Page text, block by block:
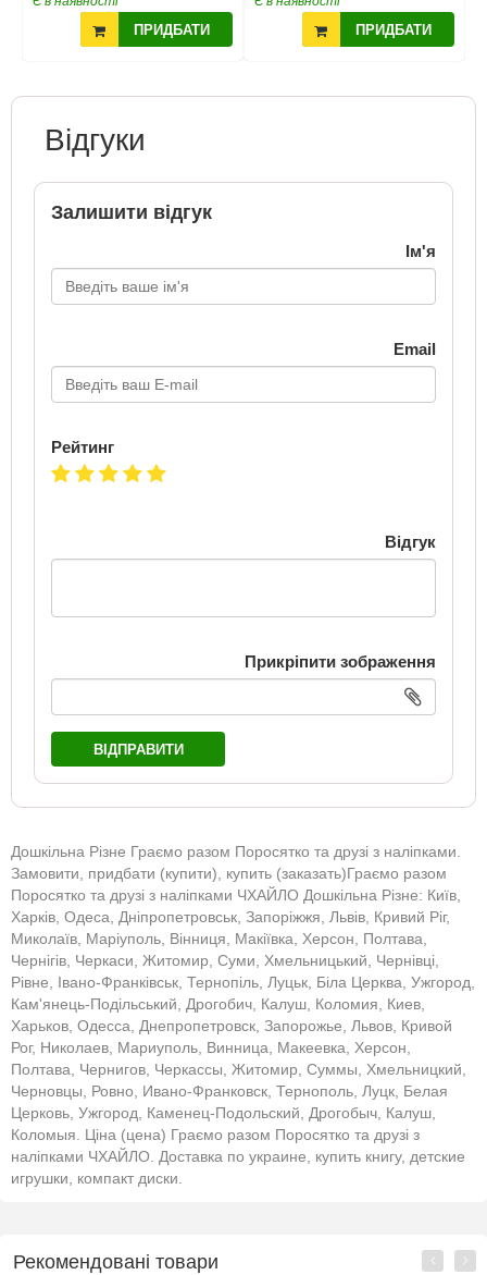
ПРИДБАТИ ПРИДБАТИ
Відгуки
Залишити відгук
Ім'я
Email
Рейтинг
Відгук
Прикріпити зображення
ВІДПРАВИТИ
Дошкільна Різне Граємо разом Поросятко та друзі з наліпками.
Замовити, придбати (купити), купить (заказать)Граємо разом
Поросятко та друзі з наліпками ЧХАЙЛО Дошкільна Різне: Київ,
Харків, Одеса, Дніпропетровськ, Запоріжжя, Львів, Кривий Ріг,
Миколаїв, Маріуполь, Вінниця, Макіївка, Херсон, Полтава,
Чернігів, Черкаси, Житомир, Суми, Хмельницький, Чернівці,
Рівне, Івано-Франківськ, Тернопіль, Луцьк, Біла Церква, Ужгород,
Кам'янець-Подільський, Дрогобич, Калуш, Коломия, Киев,
Харьков, Одесса, Днепропетровск, Запорожье, Львов, Кривой
Рог, Николаев, Мариуполь, Винница, Макеевка, Херсон,
Полтава, Чернигов, Черкассы, Житомир, Суммы, Хмельницкий,
Черновцы, Ровно, Ивано-Франковск, Тернополь, Луцк, Белая
Церковь, Ужгород, Каменец-Подольский, Дрогобыч, Калуш,
Коломыя. Ціна (цена) Граємо разом Поросятко та друзі з
наліпками ЧХАЙЛО. Доставка по украине, купить книгу, детские
игрушки, компакт диски.
Рекомендовані товари